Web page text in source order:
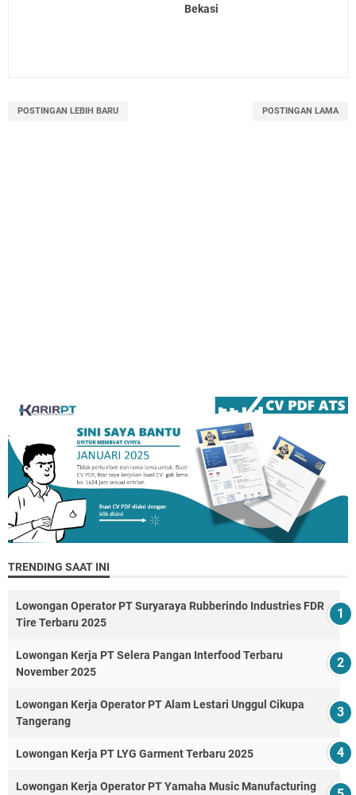
Bekasi
POSTINGAN LEBIH BARU POSTINGAN LAMA
TRENDING SAAT INI
Lowongan Operator PT Suryaraya Rubberindo Industries FDR
Tire Terbaru 2025
Lowongan Kerja PT Selera Pangan Interfood Terbaru
November 2025
Lowongan Kerja Operator PT Alam Lestari Unggul Cikupa
Tangerang
Lowongan Kerja PT LYG Garment Terbaru 2025
Lowongan Kerja Operator PT Yamaha Music Manufacturing